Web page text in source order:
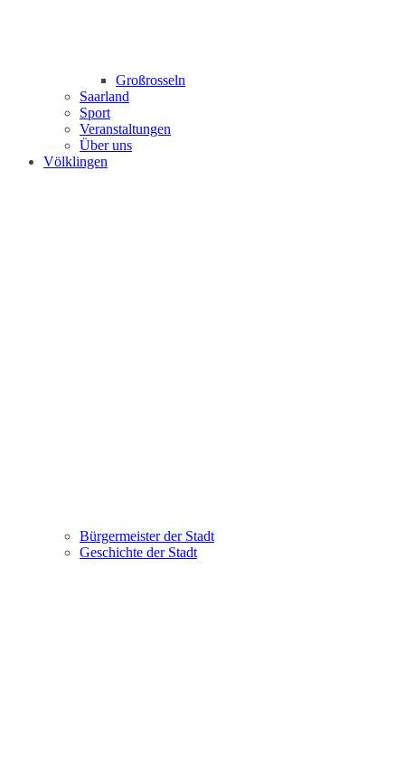
Großrosseln
Saarland
Sport
Veranstaltungen
Über uns
Völklingen
Bürgermeister der Stadt
Geschichte der Stadt